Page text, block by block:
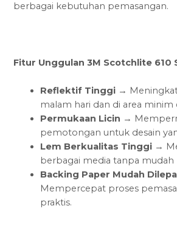
berbagai kebutuhan pemasangan.
Fitur Unggulan 3M Scotchlite 610
Reflektif Tinggi →
malam hari dan di area minim
Permukaan Licin →
pemotongan untuk desain
Lem Berkualitas Tinggi →
berbagai media tanpa mudah
Backing Paper Mudah
Mempercepat proses
praktis.